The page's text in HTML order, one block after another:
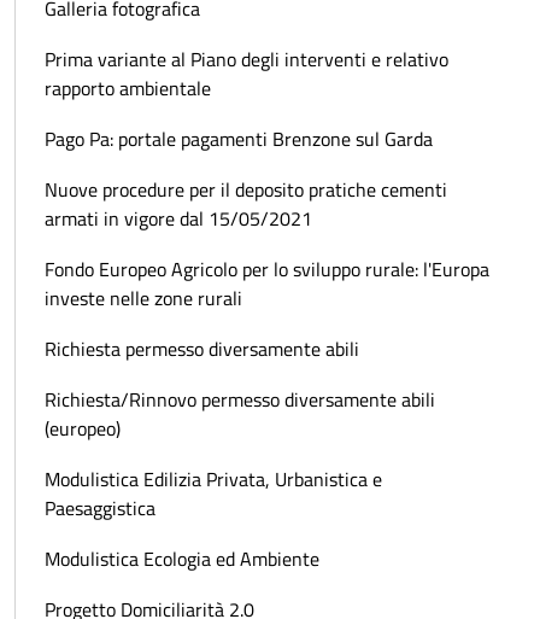
Galleria fotografica
Prima variante al Piano degli interventi e relativo
rapporto ambientale
Pago Pa: portale pagamenti Brenzone sul Garda
Nuove procedure per il deposito pratiche cementi
armati in vigore dal 15/05/2021
Fondo Europeo Agricolo per lo sviluppo rurale: l'Europa
investe nelle zone rurali
Richiesta permesso diversamente abili
Richiesta/Rinnovo permesso diversamente abili
(europeo)
Modulistica Edilizia Privata, Urbanistica e
Paesaggistica
Modulistica Ecologia ed Ambiente
Progetto Domiciliarità 2.0